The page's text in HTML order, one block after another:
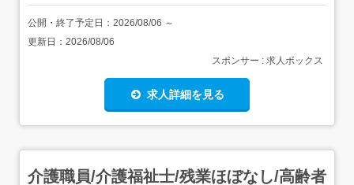
公開・終了予定日： 2026/08/06 ～
更新日： 2026/08/06
スポンサー : 求人ボックス
求人詳細を見る
介護職員/介護福祉士/残業ほぼなし/高齢者